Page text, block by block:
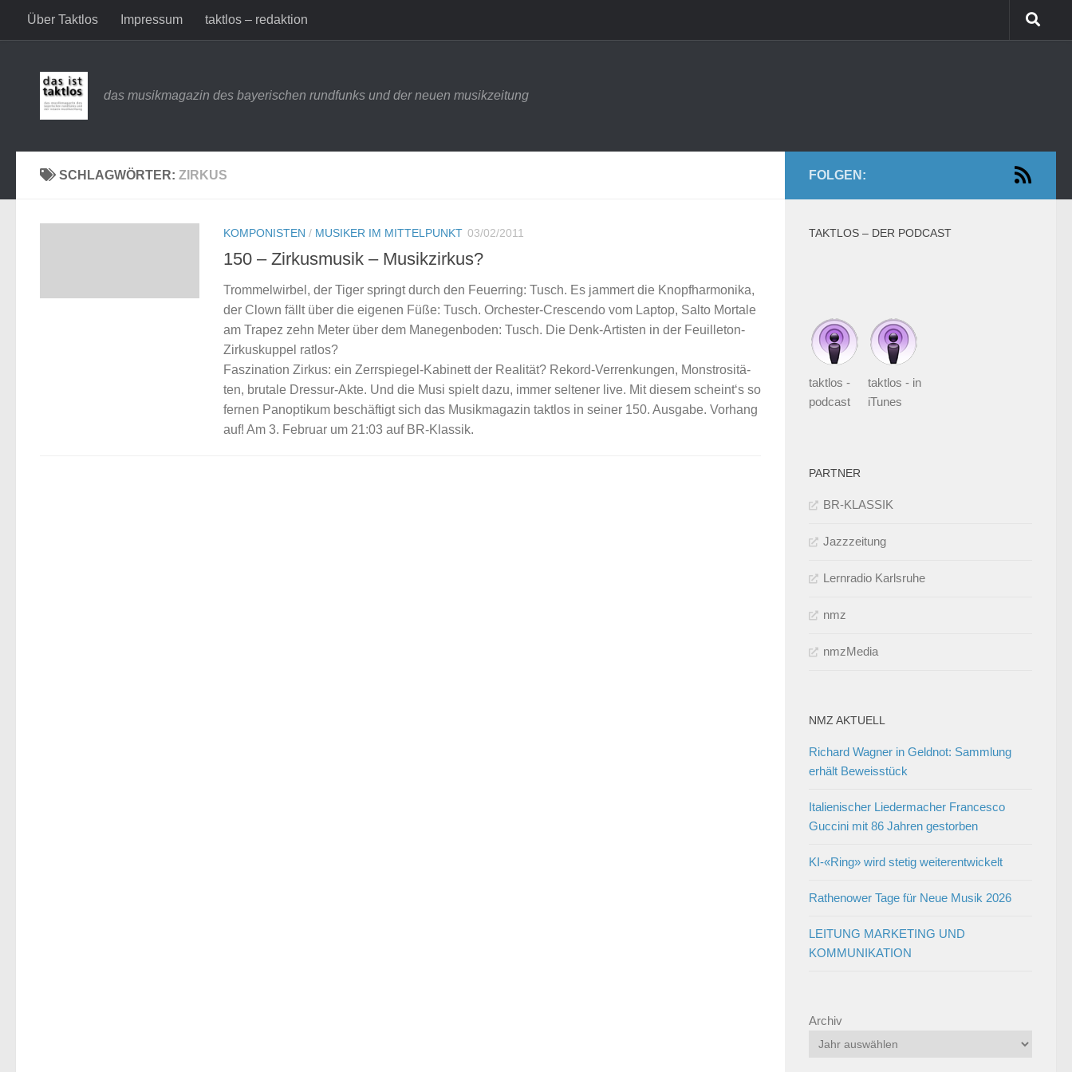
Zum Inhalt springen
Über Taktlos Impressum taktlos – redaktion
das musikmagazin des bayerischen rundfunks und der neuen musikzeitung
SCHLAGWÖRTER: ZIRKUS
KOMPONISTEN / MUSIKER IM MITTELPUNKT 03/02/2011
150 – Zirkusmusik – Musikzirkus?
Trommelwirbel, der Tiger springt durch den Feuerring: Tusch. Es jammert die Knopfharmonika,
der Clown fällt über die eigenen Füße: Tusch. Orchester-Crescendo vom Laptop, Salto Mortale
am Trapez zehn Meter über dem Manegenboden: Tusch. Die Denk-Artisten in der Feuilleton-
Zirkuskuppel ratlos?
Faszination Zirkus: ein Zerrspiegel-Kabinett der Realität? Rekord-Verrenkungen, Monstrosi­tä­
ten, brutale Dressur-Akte. Und die Musi spielt dazu, immer seltener live. Mit diesem scheint‘s so
fernen Panoptikum beschäftigt sich das Musikmagazin taktlos in seiner 150. Ausgabe. Vorhang
auf! Am 3. Februar um 21:03 auf BR-Klassik.
FOLGEN:
TAKTLOS – DER PODCAST
taktlos -
podcast
taktlos - in
iTunes
PARTNER
BR-KLASSIK
Jazzzeitung
Lernradio Karlsruhe
nmz
nmzMedia
NMZ AKTUELL
Richard Wagner in Geldnot: Sammlung
erhält Beweisstück
Italienischer Liedermacher Francesco
Guccini mit 86 Jahren gestorben
KI-«Ring» wird stetig weiterentwickelt
Rathenower Tage für Neue Musik 2026
LEITUNG MARKETING UND
KOMMUNIKATION
Archiv